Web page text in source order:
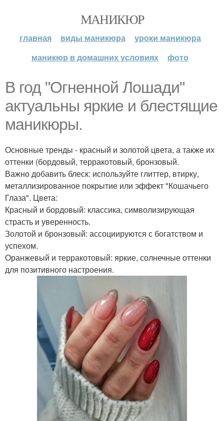
МАНИКЮР
главная виды маникюра
уроки маникюра
маникюр в домашних условиях
фото
В год "Огненной Лошади"
актуальны яркие и блестящие
маникюры.
Основные тренды - красный и золотой цвета, а также их
оттенки (бордовый, терракотовый, бронзовый.
Важно добавить блеск: используйте глиттер, втирку,
металлизированное покрытие или эффект "Кошачьего
Глаза". Цвета:
Красный и бордовый: классика, символизирующая
страсть и уверенность.
Золотой и бронзовый: ассоциируются с богатством и
успехом.
Оранжевый и терракотовый: яркие, солнечные оттенки
для позитивного настроения.